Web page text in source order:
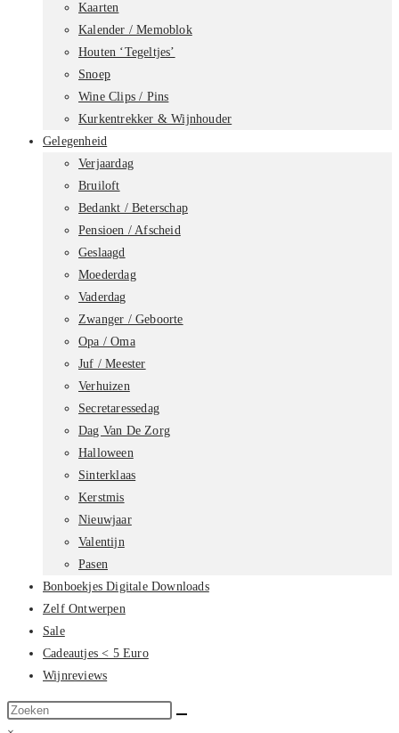
Kaarten
Kalender / Memoblok
Houten ‘Tegeltjes’
Snoep
Wine Clips / Pins
Kurkentrekker & Wijnhouder
Gelegenheid
Verjaardag
Bruiloft
Bedankt / Beterschap
Pensioen / Afscheid
Geslaagd
Moederdag
Vaderdag
Zwanger / Geboorte
Opa / Oma
Juf / Meester
Verhuizen
Secretaressedag
Dag Van De Zorg
Halloween
Sinterklaas
Kerstmis
Nieuwjaar
Valentijn
Pasen
Bonboekjes Digitale Downloads
Zelf Ontwerpen
Sale
Cadeautjes < 5 Euro
Wijnreviews
Zoek